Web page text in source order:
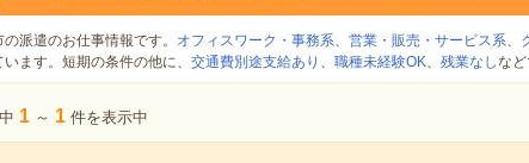
派遣のお仕事情報です。 オフィスワーク・事務系、 営業・販売・サービス系、
ます。短期の条件の他に、 交通費別途支給あり 、 職種未経験OK、 残業なしなど
1 ～ 1 件を表示中